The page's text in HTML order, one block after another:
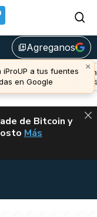
library_addAgreganos
×
iProUP a tus fuentes
en Google
de Bitcoin y
VUELVE EL
Más